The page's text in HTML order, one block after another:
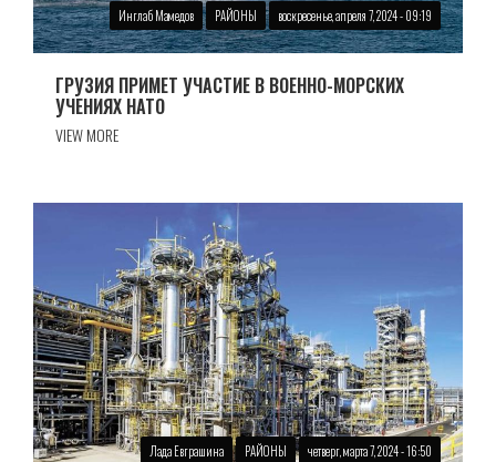
Инглаб Мамедов РАЙОНЫ воскресенье, апреля 7, 2024 - 09:19
ГРУЗИЯ ПРИМЕТ УЧАСТИЕ В ВОЕННО-МОРСКИХ
УЧЕНИЯХ НАТО
VIEW MORE
Лада Евграшина РАЙОНЫ четверг, марта 7, 2024 - 16:50